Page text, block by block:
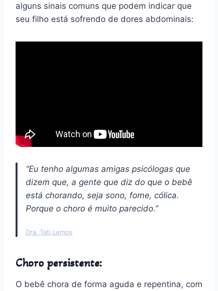
alguns sinais comuns que podem indicar que
seu filho está sofrendo de dores abdominais:
“Eu tenho algumas amigas psicólogas que
dizem que, a gente que diz do que o bebê
está chorando, seja sono, fome, cólica.
Porque o choro é muito parecido.”
Dra. Tati Lemos
Choro persistente:
O bebê chora de forma aguda e repentina, com